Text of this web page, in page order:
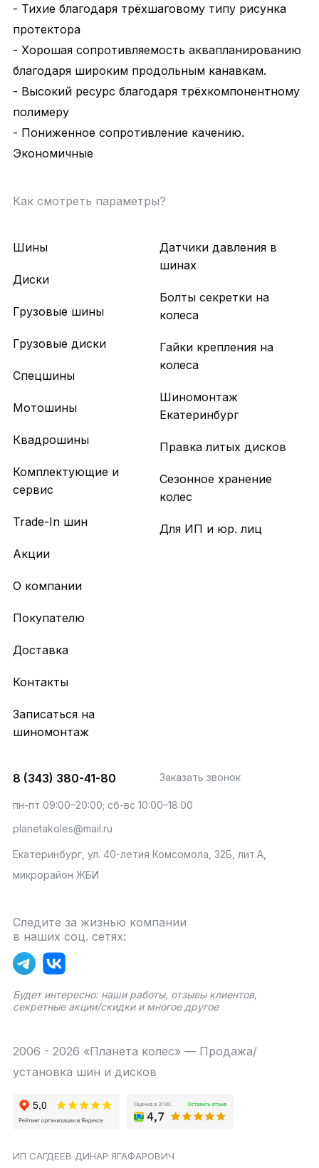
- Тихие благодаря трёхшаговому типу рисунка
протектора
- Хорошая сопротивляемость аквапланированию
благодаря широким продольным канавкам.
- Высокий ресурс благодаря трёхкомпонентному
полимеру
- Пониженное сопротивление качению.
Экономичные
Как смотреть параметры?
Шины
Диски
Грузовые шины
Грузовые диски
Спецшины
Мотошины
Квадрошины
Комплектующие и
сервис
Trade-In шин
Акции
Датчики давления в
шинах
Болты секретки на
колеса
Гайки крепления на
колеса
Шиномонтаж
Екатеринбург
Правка литых дисков
Сезонное хранение
колес
Для ИП и юр. лиц
О компании
Покупателю
Доставка
Контакты
Записаться на
шиномонтаж
8 (343) 380-41-80 Заказать звонок
пн-пт 09:00–20:00; сб-вс 10:00–18:00
planetakoles@mail.ru
Екатеринбург, ул. 40-летия Комсомола, 32Б, лит.А,
микрорайон ЖБИ
Следите за жизнью компании
в наших соц. сетях:
Будет интересно: наши работы, отзывы клиентов,
секретные акции/скидки и многое другое
2006 - 2026 «Планета колес» — Продажа/
установка шин и дисков
ИП САГДЕЕВ ДИНАР ЯГАФАРОВИЧ